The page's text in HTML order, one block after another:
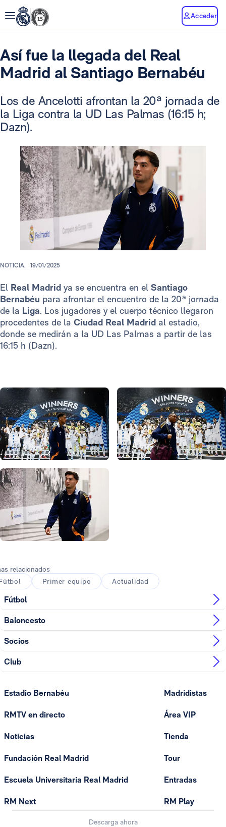
Acceder
Así fue la llegada del Real
Madrid al Santiago Bernabéu
Los de Ancelotti afrontan la 20ª jornada de
la Liga contra la UD Las Palmas (16:15 h;
Dazn).
NOTICIA. 19/01/2025
El Real Madrid ya se encuentra en el Santiago
Bernabéu para afrontar el encuentro de la 20ª jornada
de la Liga. Los jugadores y el cuerpo técnico llegaron
procedentes de la Ciudad Real Madrid al estadio,
donde se medirán a la UD Las Palmas a partir de las
16:15 h (Dazn).
relacionados
Primer equipo Actualidad
Fútbol
Baloncesto
Socios
Club
Estadio Bernabéu
RMTV en directo
Noticias
Fundación Real Madrid
Escuela Universitaria Real Madrid
RM Next
Madridistas
Área VIP
Tienda
Tour
Entradas
RM Play
Descarga ahora